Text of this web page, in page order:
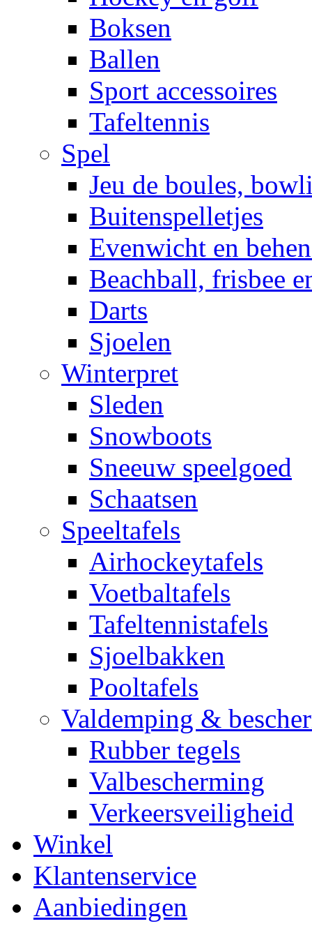
Boksen
Ballen
Sport accessoires
Tafeltennis
Spel
Jeu de boules,
Buitenspelletjes
Evenwicht en
Beachball, frisbee
Darts
Sjoelen
Winterpret
Sleden
Snowboots
Sneeuw speelgoed
Schaatsen
Speeltafels
Airhockeytafels
Voetbaltafels
Tafeltennistafels
Sjoelbakken
Pooltafels
Valdemping &
Rubber tegels
Valbescherming
Verkeersveiligheid
Winkel
Klantenservice
Aanbiedingen